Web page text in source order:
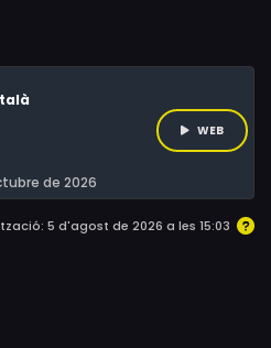
Akerman el passat 5
recorden, repensen i
l'imaginari de la directora
de 2026
WEB
5 d'agost de 2026 a les 15:03